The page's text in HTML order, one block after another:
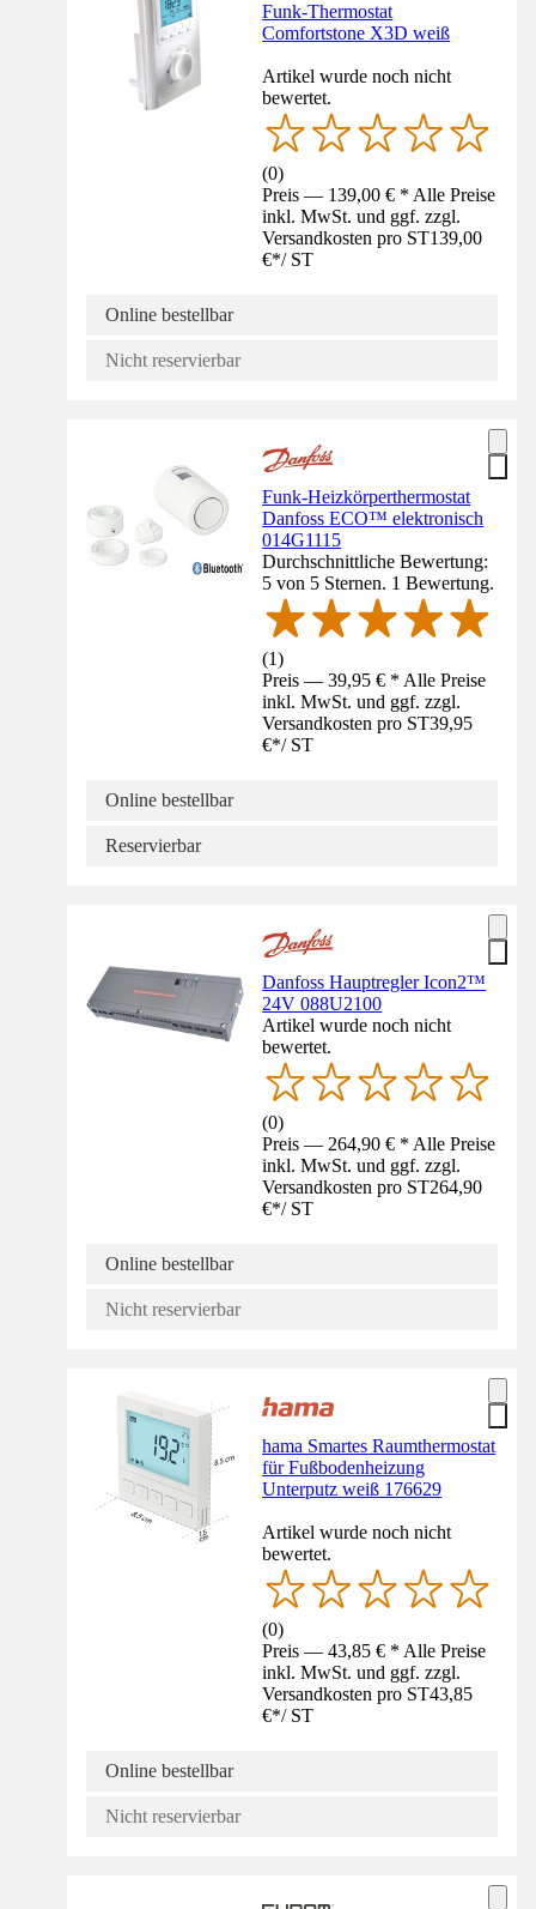
Funk-Thermostat
Comfortstone X3D weiß
Artikel wurde noch nicht
bewertet.
(0)
Preis — 139,00 € * Alle Preise
inkl. MwSt. und ggf. zzgl.
Versandkosten pro ST139,00
€*/ ST
Online bestellbar
Nicht reservierbar
Funk-Heizkörperthermostat
Danfoss ECO™ elektronisch
014G1115
Durchschnittliche Bewertung:
5 von 5 Sternen. 1 Bewertung.
(1)
Preis — 39,95 € * Alle Preise
inkl. MwSt. und ggf. zzgl.
Versandkosten pro ST39,95
€*/ ST
Online bestellbar
Reservierbar
Danfoss Hauptregler Icon2™
24V 088U2100
Artikel wurde noch nicht
bewertet.
(0)
Preis — 264,90 € * Alle Preise
inkl. MwSt. und ggf. zzgl.
Versandkosten pro ST264,90
€*/ ST
Online bestellbar
Nicht reservierbar
hama Smartes Raumthermostat
für Fußbodenheizung
Unterputz weiß 176629
Artikel wurde noch nicht
bewertet.
(0)
Preis — 43,85 € * Alle Preise
inkl. MwSt. und ggf. zzgl.
Versandkosten pro ST43,85
€*/ ST
Online bestellbar
Nicht reservierbar